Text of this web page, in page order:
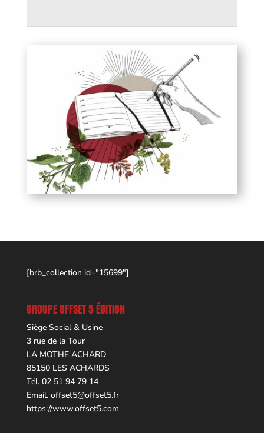
[brb_collection id="15699"]
GROUPE OFFSET 5 ÉDITION
Siège Social & Usine
3 rue de la Tour
LA MOTHE ACHARD
85150 LES ACHARDS
Tél. 02 51 94 79 14
Email. offset5@offset5.fr
https://www.offset5.com